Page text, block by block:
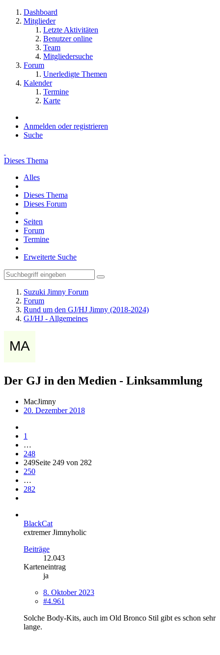
Dashboard
Mitglieder
Letzte Aktivitäten
Benutzer online
Team
Mitgliedersuche
Forum
Unerledigte Themen
Kalender
Termine
Karte
Anmelden oder registrieren
Suche
Dieses Thema
Alles
Dieses Thema
Dieses Forum
Seiten
Forum
Termine
Erweiterte Suche
Suzuki Jimny Forum
Forum
Rund um den GJ/HJ Jimny (2018-2024)
GJ/HJ - Allgemeines
Der GJ in den Medien - Linksammlung
MacJimny
20. Dezember 2018
1
…
248
249Seite 249 von 282
250
…
282
BlackCat
extremer Jimnyholic
Beiträge
12.043
Karteneintrag
ja
8. Oktober 2023
#4.961
Solche Body-Kits, auch im Old Bronco Stil gibt es schon sehr
lange.